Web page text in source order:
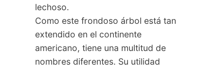
lechoso.
Como este frondoso árbol está tan
extendido en el continente
americano, tiene una multitud de
nombres diferentes. Su utilidad